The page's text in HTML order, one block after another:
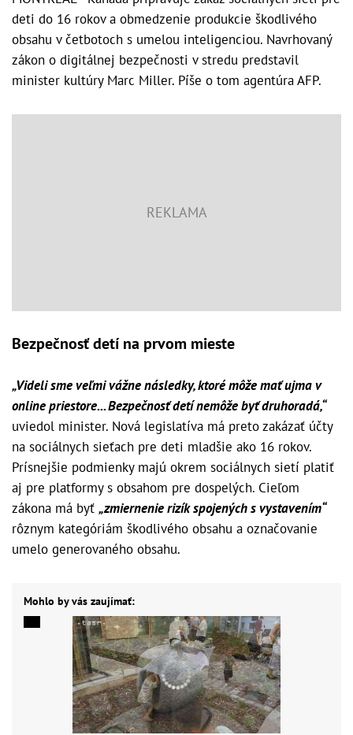
deti do 16 rokov a obmedzenie produkcie škodlivého
obsahu v četbotoch s umelou inteligenciou. Navrhovaný
zákon o digitálnej bezpečnosti v stredu predstavil
minister kultúry Marc Miller. Píše o tom agentúra AFP.
Bezpečnosť detí na prvom mieste
„Videli sme veľmi vážne následky, ktoré môže mať ujma v
online priestore... Bezpečnosť detí nemôže byť druhoradá,“
uviedol minister. Nová legislatíva má preto zakázať účty
na sociálnych sieťach pre deti mladšie ako 16 rokov.
Prísnejšie podmienky majú okrem sociálnych sietí platiť
aj pre platformy s obsahom pre dospelých. Cieľom
zákona má byť „zmiernenie rizík spojených s vystavením“
rôznym kategóriám škodlivého obsahu a označovanie
umelo generovaného obsahu.
Mohlo by vás zaujímať: